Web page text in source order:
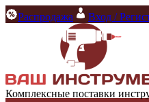
Распродажа Вход /
Комплексные поставки